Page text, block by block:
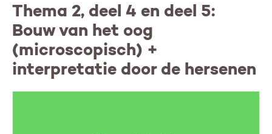
Thema 2, deel 4 en deel 5:
Bouw van het oog
(microscopisch) +
interpretatie door de hersenen